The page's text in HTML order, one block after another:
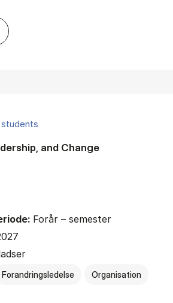
and Change
Forår – semester
Forandringsledelse Organisation